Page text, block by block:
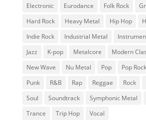
Electronic
Eurodance Folk Rock
Hard Rock
Heavy Metal Hip Hop
Indie Rock
Industrial Metal
Jazz
K-pop Metalcore Modern
New Wave
Nu Metal Pop Pop Rock
Punk
R&B Rap Reggae Rock
Soul
Soundtrack Symphonic Metal
Trance
Trip Hop Vocal